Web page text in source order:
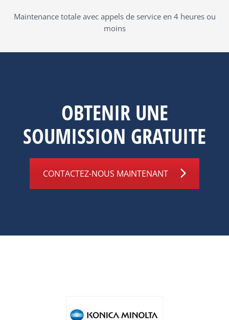
Maintenance totale avec appels de service en 4 heures ou
moins
OBTENIR UNE
SOUMISSION GRATUITE
CONTACTEZ-NOUS MAINTENANT